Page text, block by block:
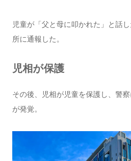
児童が「父と母に叩かれた」と話
所に通報した。
児相が保護
その後、児相が児童を保護し、警
が発覚。